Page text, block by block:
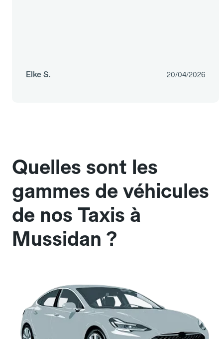
Elke S. 20/04/2026
Quelles sont les
gammes de véhicules
de nos Taxis à
Mussidan ?